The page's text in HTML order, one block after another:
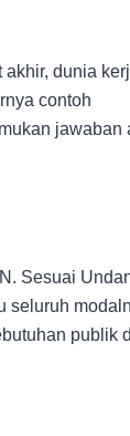
dunia
contoh
jawaban
Sesuai
seluruh
publik